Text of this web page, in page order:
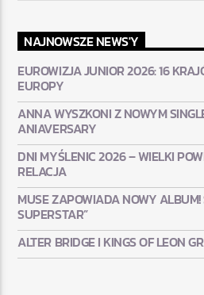
NAJNOWSZE NEWS'Y
EUROWIZJA JUNIOR 2026: 16
EUROPY
ANNA WYSZKONI Z NOWYM
ANIAVERSARY
DNI MYŚLENIC 2026 – WIELKI
RELACJA
MUSE ZAPOWIADA NOWY ALBUM!
SUPERSTAR”
ALTER BRIDGE I KINGS OF LEON